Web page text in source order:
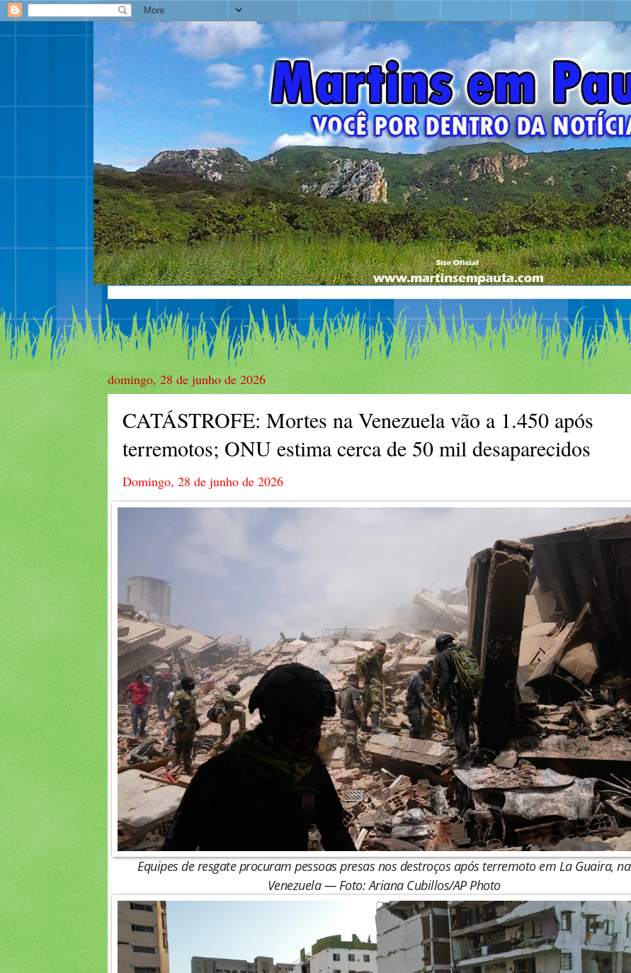
domingo, 28 de junho de 2026
CATÁSTROFE: Mortes na Venezuela vão a 1.450 após
terremotos; ONU estima cerca de 50 mil desaparecidos
Domingo, 28 de junho de 2026
Equipes de resgate procuram pessoas presas nos destroços após terremoto em La Guaira, na
Venezuela — Foto: Ariana Cubillos/AP Photo